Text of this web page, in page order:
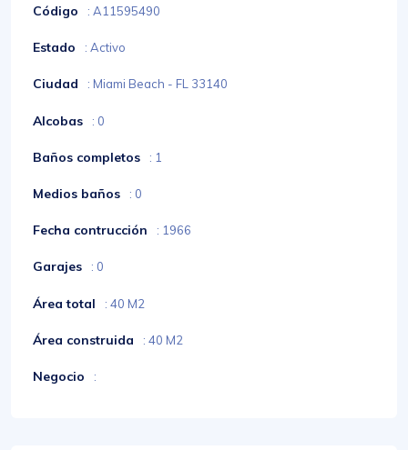
Código : A11595490
Estado : Activo
Ciudad : Miami Beach - FL 33140
Alcobas : 0
Baños completos : 1
Medios baños : 0
Fecha contrucción : 1966
Garajes : 0
Área total : 40 M2
Área construida : 40 M2
Negocio :